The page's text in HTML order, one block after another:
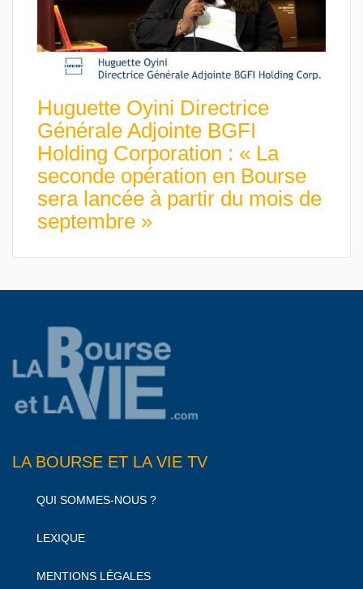
Huguette Oyini Directrice
Générale Adjointe BGFI
Holding Corporation : « La
seconde opération en Bourse
sera lancée à partir du mois de
septembre »
LA BOURSE ET LA VIE TV
QUI SOMMES-NOUS ?
LEXIQUE
MENTIONS LÉGALES